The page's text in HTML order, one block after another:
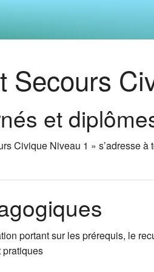
Secours
et
Civique Niveau 1 » s’adresse
portant sur les prérequis, le